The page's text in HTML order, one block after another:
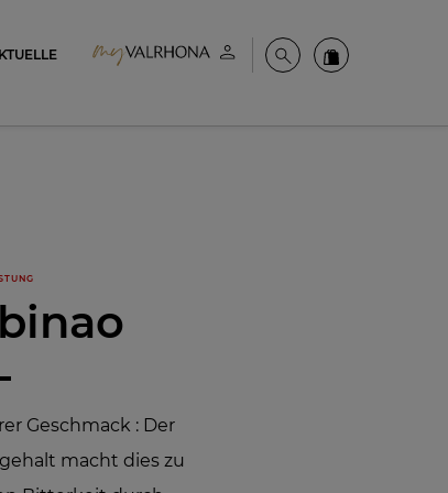
Mein konto SucheValrhona
Geschmack : Der
macht dies zu